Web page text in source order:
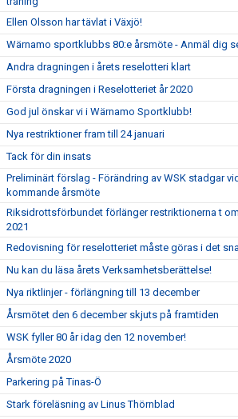
Ellen Olsson har tävlat i Växjö!
Wärnamo sportklubbs 80:e årsmöte - Anmäl dig
Andra dragningen i årets reselotteri klart
Första dragningen i Reselotteriet år 2020
God jul önskar vi i Wärnamo Sportklubb!
Nya restriktioner fram till 24 januari
Tack för din insats
Preliminärt förslag - Förändring av WSK stadgar vid
kommande årsmöte
Riksidrottsförbundet förlänger restriktionerna t
2021
Redovisning för reselotteriet måste göras i det
Nu kan du läsa årets Verksamhetsberättelse!
Nya riktlinjer - förlängning till 13 december
Årsmötet den 6 december skjuts på framtiden
WSK fyller 80 år idag den 12 november!
Årsmöte 2020
Parkering på Tinas-Ö
Stark föreläsning av Linus Thörnblad